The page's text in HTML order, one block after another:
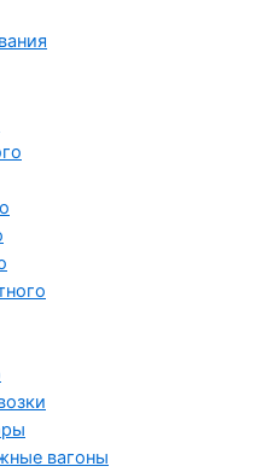
вагоны